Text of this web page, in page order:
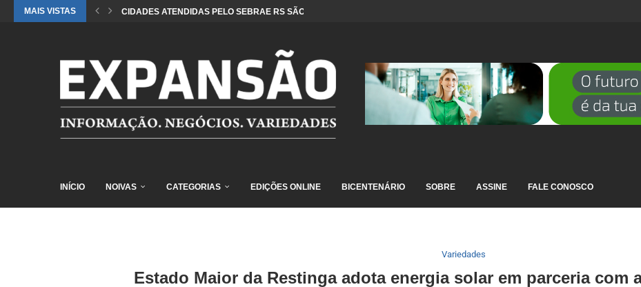
MAIS VISTAS CIDADES ATENDIDAS PELO SEBRAE RS SÃO DESTAQUE EM RANKING NACIONAL...
INÍCIO NOIVAS CATEGORIAS EDIÇÕES ONLINE BICENTENÁRIO SOBRE ASSINE FALE CONOSCO
Variedades
Estado Maior da Restinga adota energia solar em parceria com